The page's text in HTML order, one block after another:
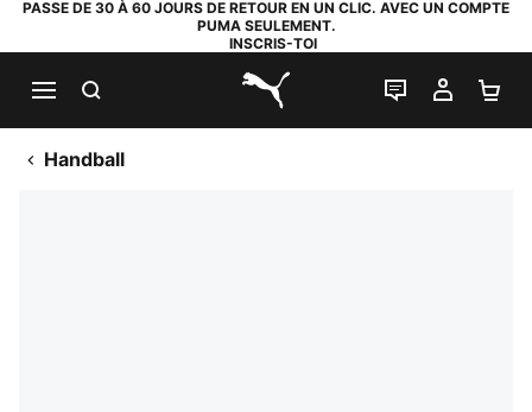
PASSE DE 30 À 60 JOURS DE RETOUR EN UN CLIC. AVEC UN COMPTE
PUMA SEULEMENT.
INSCRIS-TOI
PUMA.com
LIVE CHAT
MON
Handball